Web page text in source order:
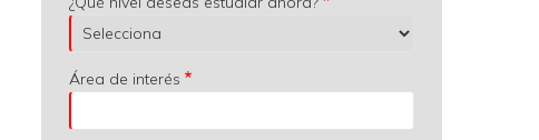
Área de interés